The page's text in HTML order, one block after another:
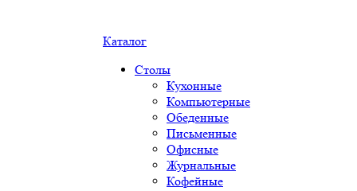
Каталог
Столы
Кухонные
Компьютерные
Обеденные
Письменные
Офисные
Журнальные
Кофейные